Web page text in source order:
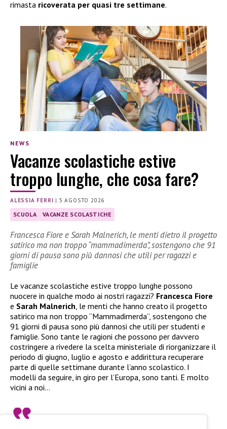
rimasta ricoverata per quasi tre settimane.
NEWS
Vacanze scolastiche estive
troppo lunghe, che cosa fare?
ALESSIA FERRI | 5 AGOSTO 2026
SCUOLA VACANZE SCOLASTICHE
Francesca Fiore e Sarah Malnerich, le menti dietro il progetto
satirico ma non troppo “mammadimerda”, sostengono che 91
giorni di pausa sono più dannosi che utili per ragazzi e
famiglie
Le vacanze scolastiche estive troppo lunghe possono
nuocere in qualche modo ai nostri ragazzi? Francesca Fiore
e Sarah Malnerich , le menti che hanno creato il progetto
satirico ma non troppo “Mammadimerda”, sostengono che
91 giorni di pausa sono più dannosi che utili per studenti e
famiglie. Sono tante le ragioni che possono per davvero
costringere a rivedere la scelta ministeriale di riorganizzare il
periodo di giugno, luglio e agosto e addirittura recuperare
parte di quelle settimane durante l’anno scolastico. I
modelli da seguire, in giro per l’Europa, sono tanti. E molto
vicini a noi…